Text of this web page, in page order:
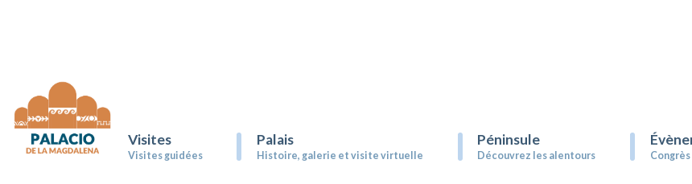
Visites
Visites guidées
Palais
Histoire, galerie et visite virtuelle
Péninsule
Découvrez les alentours
Volver al menú principal
Volver al menú principal